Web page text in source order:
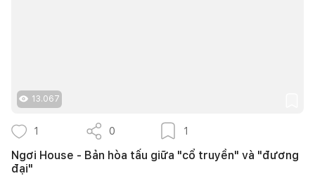
13.067
1 0 1
Ngơi House - Bản hòa tấu giữa "cổ truyền" và "đương
đại"